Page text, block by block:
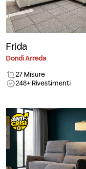
Frida
Dondi Arreda
27 Misure
248+ Rivestimenti